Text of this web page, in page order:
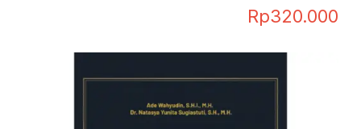
Rp320.000